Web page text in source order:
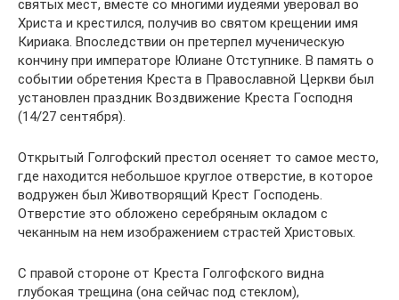
святых мест, вместе со многими иудеями уверовал во
Христа и крестился, получив во святом крещении имя
Кириака. Впоследствии он претерпел мученическую
кончину при императоре Юлиане Отступнике. В память о
событии обретения Креста в Православной Церкви был
установлен праздник Воздвижение Креста Господня
(14/27 сентября).
Открытый Голгофский престол осеняет то самое место,
где находится небольшое круглое отверстие, в которое
водружен был Животворящий Крест Господень.
Отверстие это обложено серебряным окладом с
чеканным на нем изображением страстей Христовых.
С правой стороне от Креста Голгофского видна
глубокая трещина (она сейчас под стеклом),